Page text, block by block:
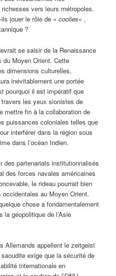
vers leurs métropoles.
ils jouer le rôle de «coolies« ,
?
se saisir de la Renaissance
du Moyen Orient. Cette
dimensions culturelles,
inévitablement une portée
pourquoi il est impératif que
les yeux sionistes de
mettre fin à la collaboration de
puissances coloniales telles que
interférer dans la région sous
dans l’océan Indien.
des partenariats institutionnalisés
des forces navales américaines
le rideau pourrait bien
au Moyen Orient.
chose a fondamentalement
la géopolitique de l’Asie
Allemands appellent le zeitgeist
saoudite exige que la sécurité de
internationale en